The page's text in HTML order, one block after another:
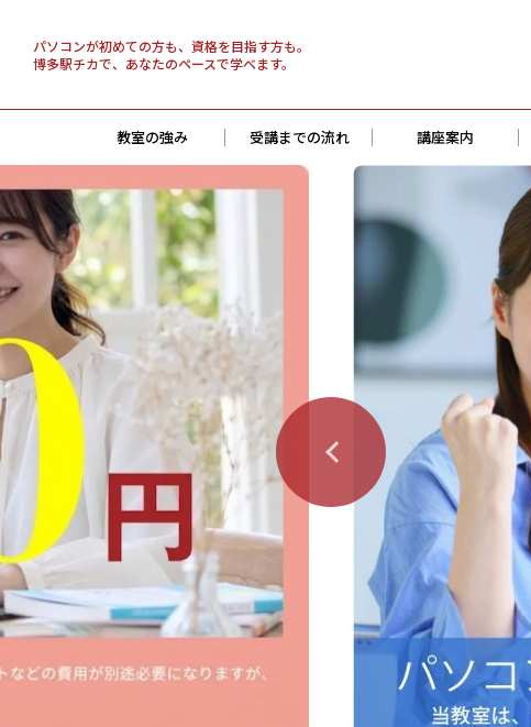
パソコンが初めての方も、資格を目指す方も。
博多駅チカで、あなたのペースで学べます。
教室の強み 受講までの流れ 講座案内